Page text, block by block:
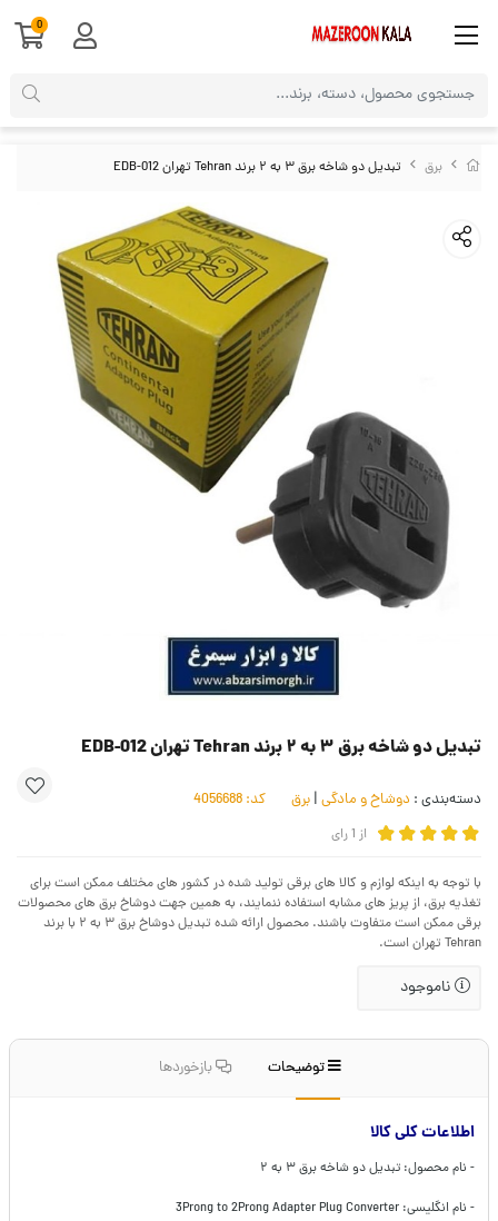
برق تبدیل دو شاخه برق ۳ به ۲ برند Tehran تهران EDB-012
تبدیل دو شاخه برق ۳ به ۲ برند Tehran تهران EDB-012
دسته‌بندی : دوشاخ و مادگی | برق کد:
از 1رای
با توجه به اینکه لوازم و کالا های برقی تولید شده در کشور های مختلف ممکن است برای
تغذیه برق، از پریز های مشابه استفاده ننمایند، به همین جهت دوشاخ برق های محصولات
برقی ممکن است متفاوت باشند. محصول ارائه شده تبدیل دوشاخ برق ۳ به ۲ با برند
Tehran تهران است.
ناموجود
توضیحات بازخوردها
اطلاعات کلی کالا
- نام محصول: تبدیل دو شاخه برق ۳ به ۲
- نام انگلیسی: 3Prong to 2Prong Adapter Plug Converter
0